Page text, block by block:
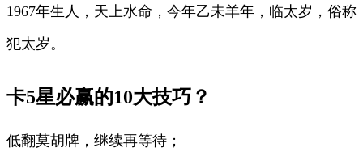
1967年生人，天上水命，今年乙未羊年，临太岁，俗称
犯太岁。
卡5星必赢的10大技巧？
低翻莫胡牌，继续再等待；